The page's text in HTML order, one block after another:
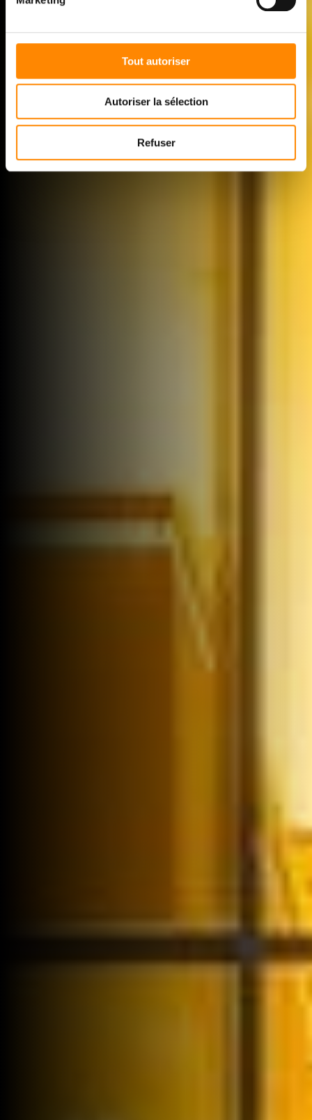
Tout autoriser
Autoriser la sélection
Refuser